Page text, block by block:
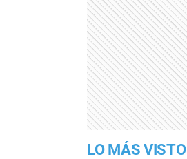
LO MÁS VISTO